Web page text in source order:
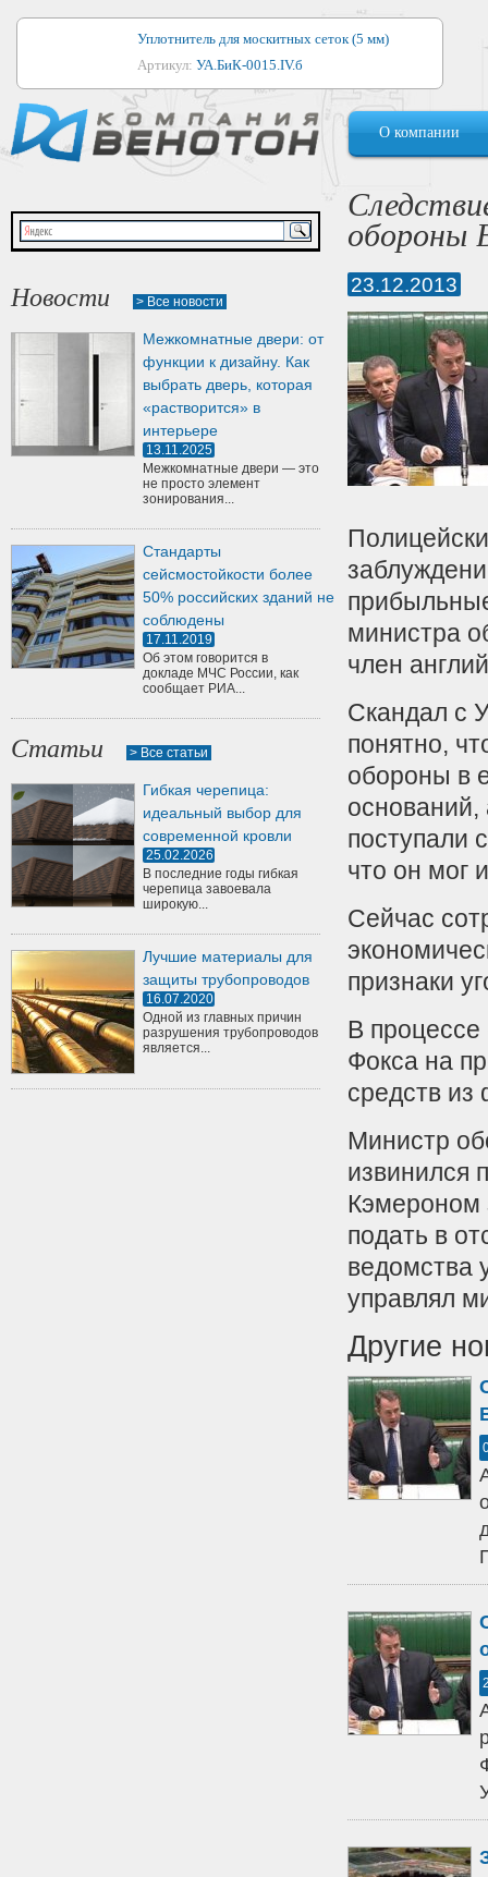
Уплотнитель для москитных сеток (5 мм)
Артикул: УА.БиК-0015.IV.б
Уплотнитель для алюминиевых окон
Артикул:1044
Уплотнитель для деревянных окон
Артикул:УМ.БиК-0062.IV.б
Уплотнитель лоджиевый для (4, 5, 6 мм)
Уплотнитель для деревянных дверей
Артикул:
О компании
Новости > Все новости
Межкомнатные двери: от
функции к дизайну. Как
выбрать дверь, которая
«растворится» в
интерьере
13.11.2025
Межкомнатные двери — это
не просто элемент
зонирования...
Стандарты
сейсмостойкости более
50% российских зданий не
соблюдены
17.11.2019
Об этом говорится в
докладе МЧС России, как
сообщает РИА...
Статьи > Все статьи
Гибкая черепица:
идеальный выбор для
современной кровли
25.02.2026
В последние годы гибкая
черепица завоевала
широкую...
Лучшие материалы для
защиты трубопроводов
16.07.2020
Одной из главных причин
разрушения трубопроводов
является...
обороны
23.12.2013
министра
член
Скандал с
понятно,
обороны в
поступали
что он мог
Сейчас
признаки
В
Фокса на
средств из
Министр
извинился
Кэмероном
подать в
ведомства
управлял
Другие